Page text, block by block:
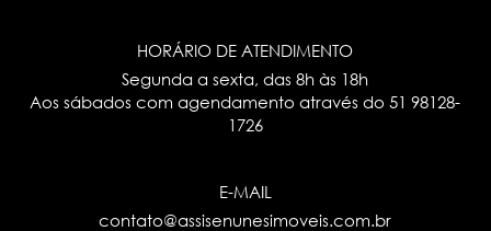
HORÁRIO DE ATENDIMENTO
Segunda a sexta, das 8h às 18h
Aos sábados com agendamento através do51 98128-
1726
E-MAIL
contato@assisenunesimoveis.com.br